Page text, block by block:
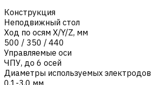
Конструкция
Неподвижный стол
Ход по осям X/Y/Z, мм
500 / 350 / 440
Управляемые оси
ЧПУ, до 6 осей
Диаметры используемых электродов
0,1-3,0 мм